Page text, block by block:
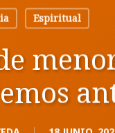
Espiritual